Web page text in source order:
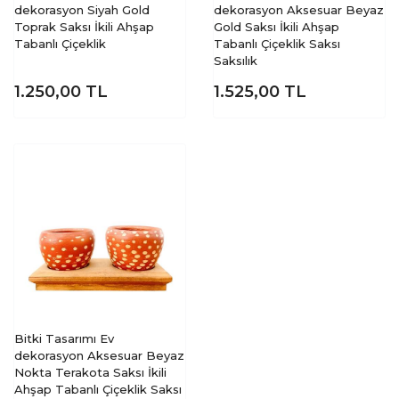
dekorasyon Siyah Gold
Toprak Saksı İkili Ahşap
Tabanlı Çiçeklik
1.250,00 TL
dekorasyon Aksesuar Beyaz
Gold Saksı İkili Ahşap
Tabanlı Çiçeklik Saksı
Saksılık
1.525,00 TL
Bitki Tasarımı Ev
dekorasyon Aksesuar Beyaz
Nokta Terakota Saksı İkili
Ahşap Tabanlı Çiçeklik Saksı